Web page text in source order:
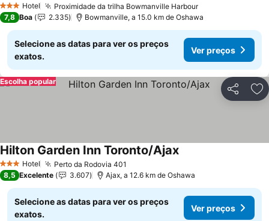
3 EstrelasHotel Proximidade da trilha Bowmanville Harbour
7,8 Boa 2.335 Bowmanville, a 15.0 km de Oshawa
Selecione as datas para ver os preços
exatos.
Ver preços
Partilhar
Escolha popular
3 EstrelasHotel Perto da Rodovia 401
Hilton Garden Inn Toronto/Ajax
8,5 Excelente 3.607 Ajax, a 12.6 km de Oshawa
Selecione as datas para ver os preços
exatos.
Ver preços